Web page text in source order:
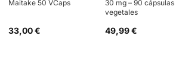
Maitake 50 VCaps
33,00 €
30 mg – 90 cápsulas
vegetales
49,99 €